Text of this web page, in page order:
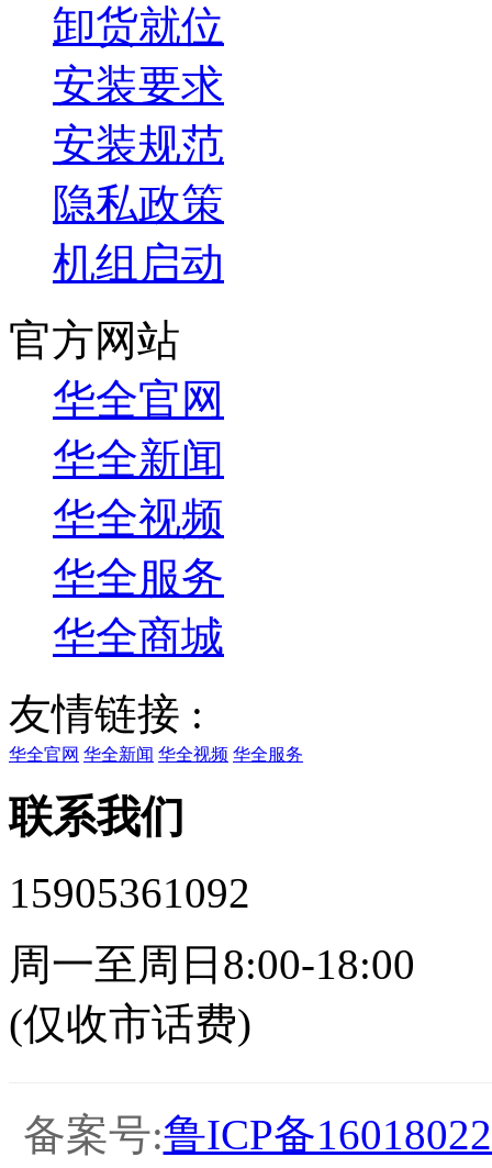
卸货就位
安装要求
安装规范
隐私政策
机组启动
官方网站
华全官网
华全新闻
华全视频
华全服务
华全商城
友情链接 :
华全官网 华全新闻 华全视频 华全服务
联系我们
15905361092
周一至周日8:00-18:00
(仅收市话费)
备案号:鲁ICP备